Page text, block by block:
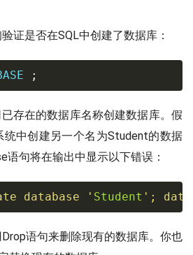
证是否在SQL中创建了数据库：
;
存在的数据库名称创建数据库。假
统中创建另一个名为Student的数据
语句将在输出中显示以下错误：
database ' Student ' ;
语句来删除现有的数据库。你也